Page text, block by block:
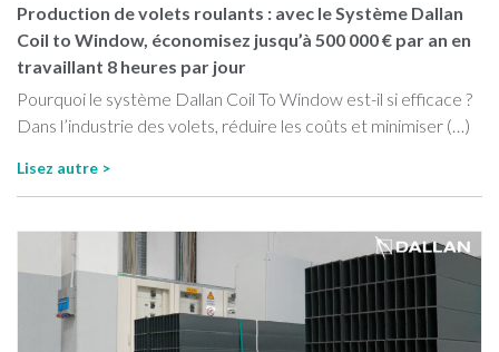
Production de volets roulants : avec le Système Dallan
Coil to Window, économisez jusqu’à 500 000 € par an en
travaillant 8 heures par jour
Pourquoi le système Dallan Coil To Window est-il si efficace ?
Dans l’industrie des volets, réduire les coûts et minimiser (…)
Lisez autre >